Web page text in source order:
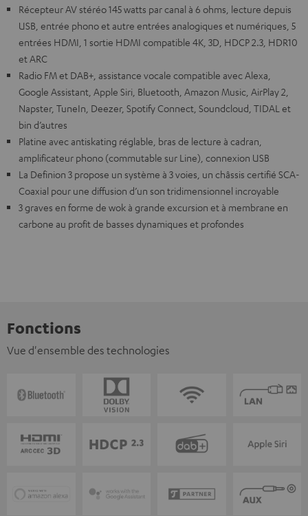
Récepteur AV stéréo 145 watts par canal à 6 ohms, lecture depuis
USB, entrée phono et autre entrées analogiques et numériques, 5
entrées HDMI, 1 sortie HDMI compatible 4K, 3D, HDCP 2.3, HDR10
et ARC
Radio FM et DAB+, assistance vocale compatible avec Alexa,
Google Assistant, Apple Siri, Bluetooth, Amazon Music, AirPlay 2,
Napster, TuneIn, Deezer, Spotify Connect, Soundcloud, TIDAL et
bin d’autres
Platine avec antiskating réglable, bras de lecture à cadran,
amplificateur phono (commutable sur Line), connexion USB
La Definion 3 propose un système à 3 voies, un châssis certifié SCA-
Coaxial pour une diffusion d’un son tridimensionnel incroyable
3 graves en forme de wok à grande excursion et à membrane en
carbone au profit de basses dynamiques et profondes
Fonctions
Vue d'ensemble des technologies